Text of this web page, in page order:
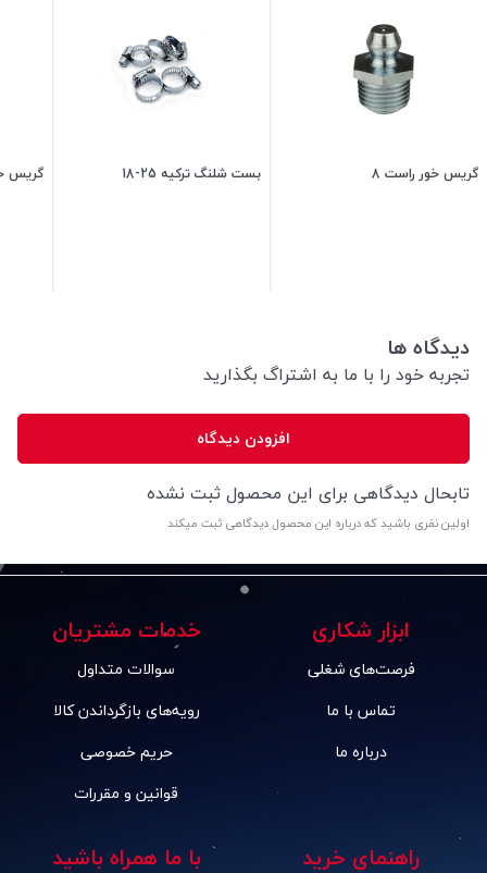
گریس خور راست 8 بست شلنگ ترکیه 25-18 گریس
دیدگاه ها
تجربه خود را با ما به اشتراگ بگذارید
افزودن دیدگاه
تابحال دیدگاهی برای این محصول ثبت نشده
اولین نفری باشید که درباره این محصول دیدگاهی ثبت میکند
ابزار شکاری
فرصت‌های شغلی
تماس با ما
درباره ما
خدمات مشتریان
سوالات متداول
رویه‌های بازگرداندن کالا
حریم خصوصی
قوانین و مقررات
راهنمای خرید با ما همراه باشید